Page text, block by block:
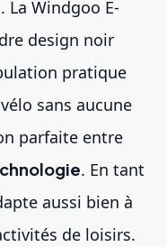
Windgoo E-
design noir
pratique
sans aucune
parfaite entre
. En tant
aussi bien à
de loisirs.